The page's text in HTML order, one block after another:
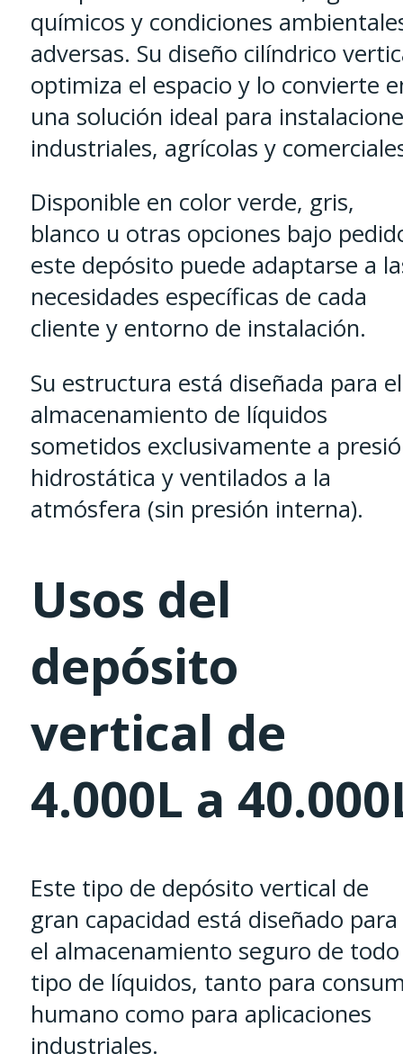
químicos y condiciones
adversas. Su diseño cilíndrico
optimiza el espacio y lo convierte
una solución ideal para
industriales, agrícolas y
Disponible en color verde, gris,
blanco u otras opciones bajo
este depósito puede adaptarse a
necesidades específicas de cada
cliente y entorno de instalación.
Su estructura está diseñada para el
almacenamiento de líquidos
sometidos exclusivamente a
hidrostática y ventilados a la
atmósfera (sin presión interna).
Usos del
depósito
vertical de
4.000L a
Este tipo de depósito vertical de
gran capacidad está diseñado para
el almacenamiento seguro de todo
tipo de líquidos, tanto para
humano como para aplicaciones
industriales.